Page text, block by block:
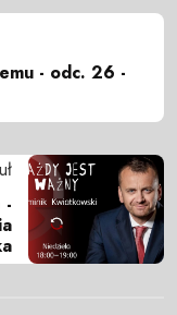
- odc. 26 -
-